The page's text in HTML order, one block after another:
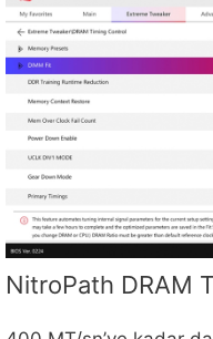
NitroPath DRAM